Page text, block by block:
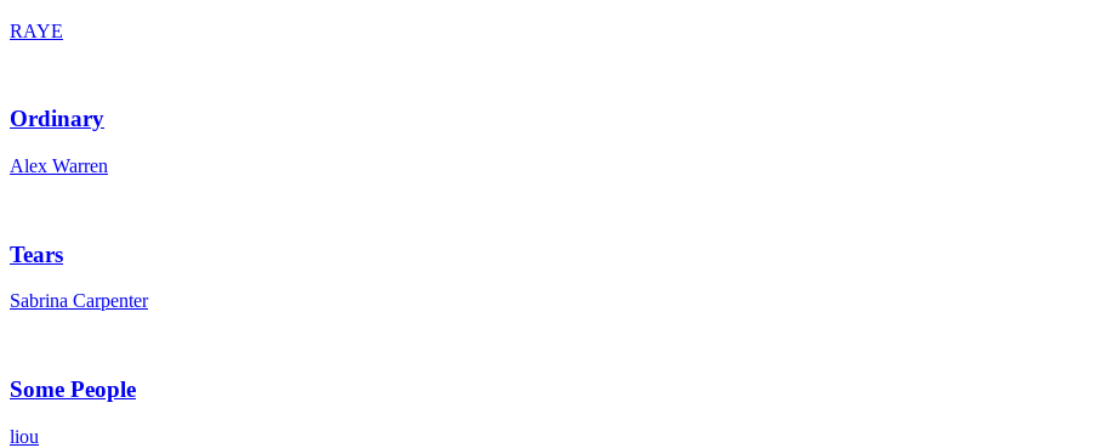
RAYE
Ordinary
Alex Warren
Tears
Sabrina Carpenter
Some People
liou